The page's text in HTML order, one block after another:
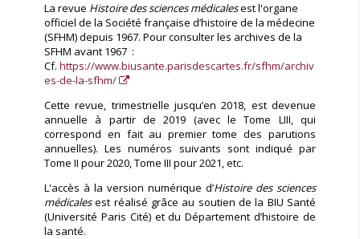
La revue Histoire des sciences médicalesest l'organe
officiel de la Société française d’histoire de la médecine
(SFHM) depuis 1967. Pour consulter les archives de la
SFHM avant 1967 :
Cf.https://www.biusante.parisdescartes.fr/sfhm/archiv
es-de-la-sfhm/
Cette revue, trimestrielle jusqu’en 2018, est devenue
annuelle à partir de 2019 (avec le Tome LIII, qui
correspond en fait au premier tome des parutions
annuelles). Les numéros suivants sont indiqué par
Tome II pour 2020, Tome III pour 2021, etc.
L'accès à la version numérique d’Histoire des sciences
médicalesest réalisé grâce au soutien de la BIU Santé
(Université Paris Cité) et du Département d’histoire de
la santé.